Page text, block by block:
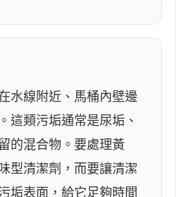
水線附近、馬桶內壁邊
這類污垢通常是尿垢、
的混合物。要處理黃
型清潔劑，而要讓清潔
垢表面，給它足夠時間